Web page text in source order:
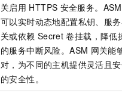
关启用 HTTPS 安全服务。ASM
可以实时动态地配置私钥、服
关或依赖 Secret 卷挂载，降低
的服务中断风险。ASM 网关能
对，为不同的主机提供灵活且
的安全性。